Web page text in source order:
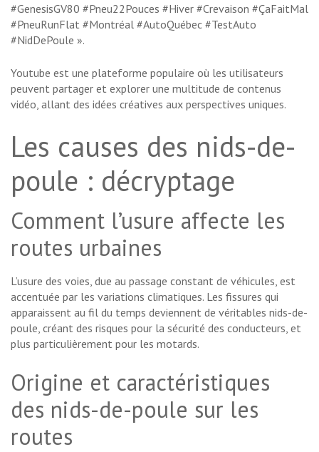
#GenesisGV80 #Pneu22Pouces #Hiver #Crevaison #ÇaFaitMal
#PneuRunFlat #Montréal #AutoQuébec #TestAuto
#NidDePoule ».
Youtube est une plateforme populaire où les utilisateurs
peuvent partager et explorer une multitude de contenus
vidéo, allant des idées créatives aux perspectives uniques.
Les causes des nids-de-
poule : décryptage
Comment l’usure affecte les
routes urbaines
L’usure des voies, due au passage constant de véhicules, est
accentuée par les variations climatiques. Les fissures qui
apparaissent au fil du temps deviennent de véritables nids-de-
poule, créant des risques pour la sécurité des conducteurs, et
plus particulièrement pour les motards.
Origine et caractéristiques
des nids-de-poule sur les
routes